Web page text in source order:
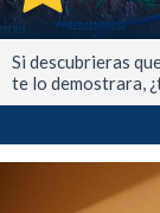
Si descubrieras
te lo demostrara,